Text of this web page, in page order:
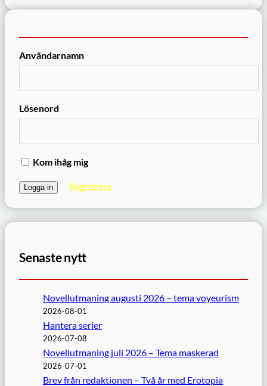
Användarnamn
Lösenord
Kom ihåg mig
Registrera
Senaste nytt
Novellutmaning augusti 2026 – tema voyeurism
2026-08-01
Hantera serier
2026-07-08
Novellutmaning juli 2026 – Tema maskerad
2026-07-01
Brev från redaktionen – Två år med Erotopia